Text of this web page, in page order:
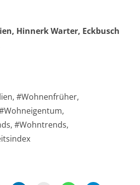
Hinnerk Warter, Eckbusch
#Wohnenfrüher,
#Wohntrends,